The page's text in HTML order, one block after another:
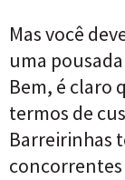
Mas você
uma
Bem, é claro
termos de
Barreirinhas